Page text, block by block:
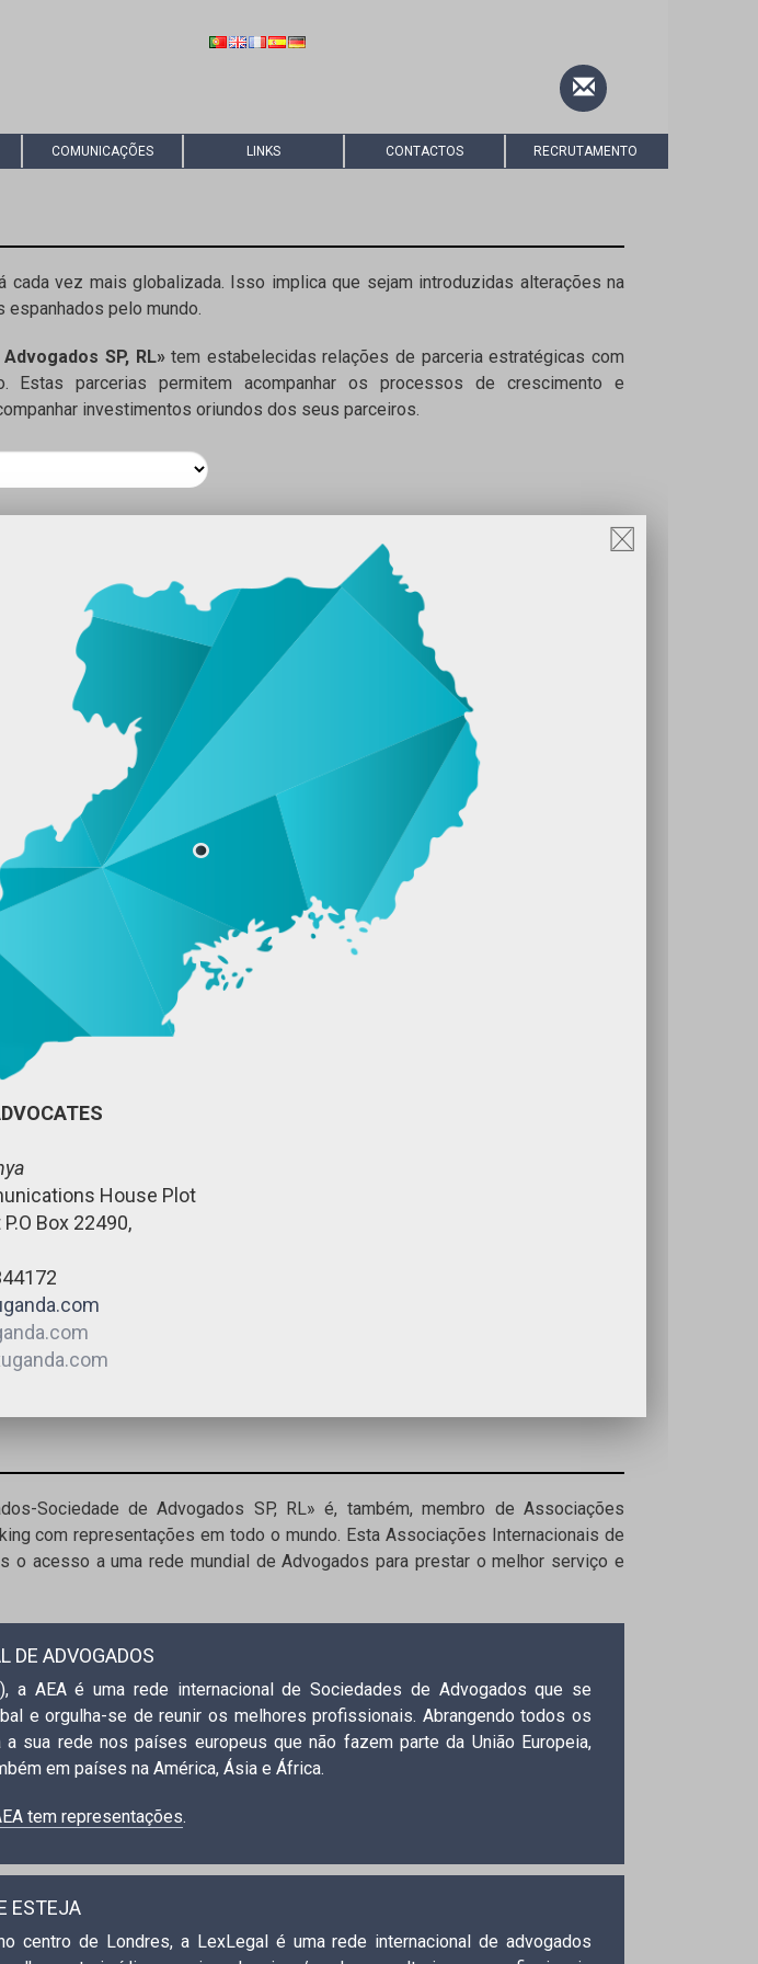
COMUNICAÇÕES LINKS CONTACTOS RECRUTAMENTO
vez mais globalizada. Isso implica que sejam introduzidas alterações na
espanhados pelo mundo.
SP, RL»tem estabelecidas relações de parceria estratégicas com
parcerias permitem acompanhar os processos de crescimento e
investimentos oriundos dos seus parceiros.
House Plot
Box 22490,
Sociedade de Advogados SP, RL» é, também, membro de Associações
com representações em todo o mundo. Esta Associações Internacionais de
acesso a uma rede mundial de Advogados para prestar o melhor serviço e
DE ADVOGADOS
a AEA é uma rede internacional de Sociedades de Advogados que se
e orgulha-se de reunir os melhores profissionais. Abrangendo todos os
sua rede nos países europeus que não fazem parte da União Europeia,
em países na América, Ásia e África.
tem representações.
ESTEJA
centro de Londres, a LexLegal é uma rede internacional de advogados